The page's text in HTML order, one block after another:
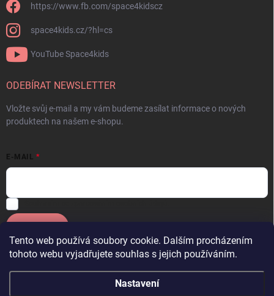
Tento web používá soubory cookie. Dalším procházením
tohoto webu vyjadřujete souhlas s jejich používáním.
Nastavení
https://www.fb.com/space4kidscz
space4kids.cz/?hl=cs
YouTube Space4kids
ODEBÍRAT NEWSLETTER
Vložte svůj e-mail a my vám budeme zasílat informace o nových
produktech na našem e-shopu.
E-MAIL
Facebook OneSpace Instagram YouTube Space4kids